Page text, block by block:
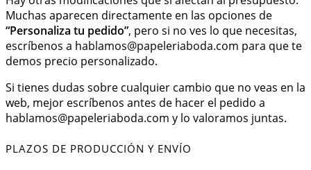
Muchas aparecen directamente en las opciones de
“Personaliza tu pedido”, pero si no ves lo que necesitas,
escríbenos a hablamos@papeleriaboda.com para que te
demos precio personalizado.
Si tienes dudas sobre cualquier cambio que no veas en la
web, mejor escríbenos antes de hacer el pedido a
hablamos@papeleriaboda.com y lo valoramos juntas.
PLAZOS DE PRODUCCIÓN Y ENVÍO